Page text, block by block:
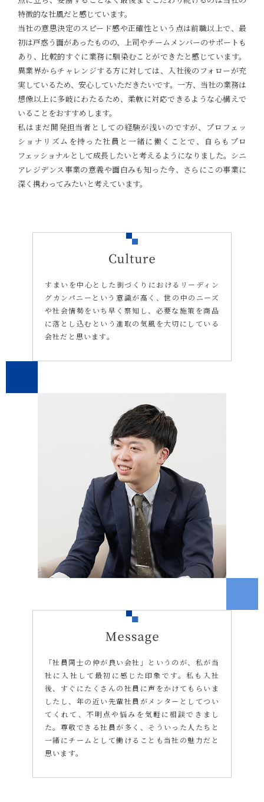
特徴的な社風だと感じています。
当社の意思決定のスピード感や正確性という点は前職以上で、最
初は戸惑う面があったものの、上司やチームメンバーのサポートも
あり、比較的すぐに業務に馴染むことができたと感じています。
異業界からチャレンジする方に対しては、入社後のフォローが充
実しているため、安心していただきたいです。一方、当社の業務は
想像以上に多岐にわたるため、柔軟に対応できるような心構えで
いることをおすすめします。
私はまだ開発担当者としての経験が浅いのですが、プロフェッ
ショナリズムを持った社員と一緒に働くことで、自らもプロ
フェッショナルとして成長したいと考えるようになりました。シニ
アレジデンス事業の意義や面白みも知った今、さらにこの事業に
深く携わってみたいと考えています。
すまいを中心とした街づくりにおけるリーディン
グカンパニーという意識が高く、世の中のニーズ
や社会情勢をいち早く察知し、必要な施策を商品
に落とし込むという進取の気風を大切にしている
会社だと思います。
「社員同士の仲が良い会社」というのが、私が当
社に入社して最初に感じた印象です。私も入社
後、すぐにたくさんの社員に声をかけてもらいま
したし、年の近い先輩社員がメンターとしてつい
てくれて、不明点や悩みを気軽に相談できまし
た。尊敬できる社員が多く、そういった人たちと
一緒にチームとして働けることも当社の魅力だと
思います。